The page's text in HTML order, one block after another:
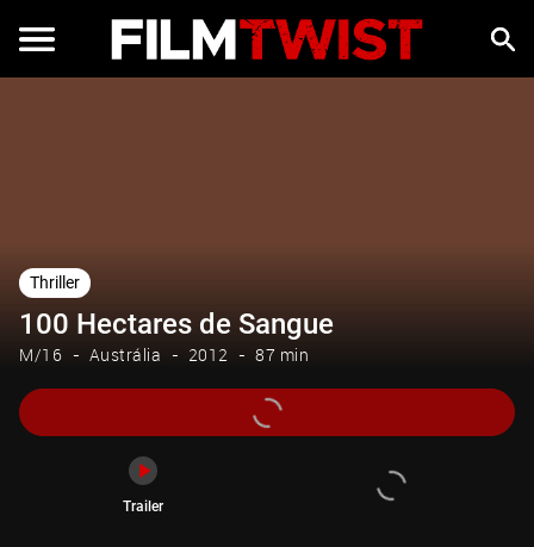
Thriller
100 Hectares de Sangue
M/16 Austrália 2012 87 min
Trailer